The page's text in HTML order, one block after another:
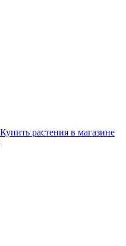
растения в магазине